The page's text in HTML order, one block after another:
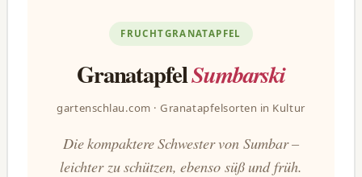
FRUCHTGRANATAPFEL
GranatapfelSumbarski
gartenschlau.com · Granatapfelsorten in Kultur
Die kompaktere Schwester von Sumbar –
leichter zu schützen, ebenso süß und früh.